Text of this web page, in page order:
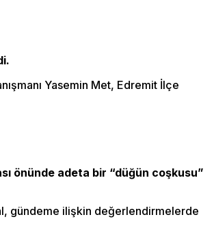
Yasemin Met, Edremit İlçe
önünde adeta bir “düğün coşkusu”
gündeme ilişkin değerlendirmelerde